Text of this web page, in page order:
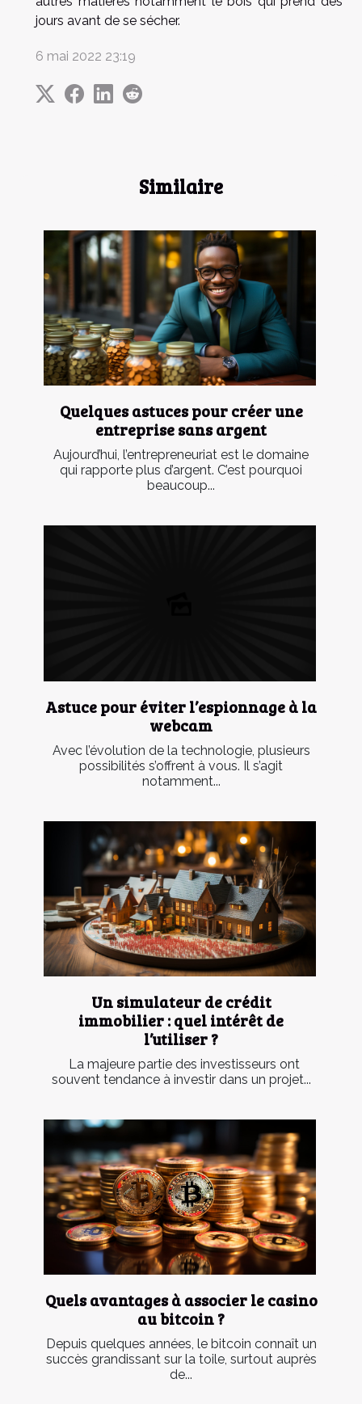
Similaire
Quelques astuces pour créer une
entreprise sans argent
Aujourd’hui, l’entrepreneuriat est le domaine
qui rapporte plus d’argent. C’est pourquoi
beaucoup...
Astuce pour éviter l’espionnage à la
webcam
Avec l’évolution de la technologie, plusieurs
possibilités s’offrent à vous. Il s’agit
notamment...
Un simulateur de crédit
immobilier : quel intérêt de
l’utiliser ?
La majeure partie des investisseurs ont
souvent tendance à investir dans un projet...
Quels avantages à associer le casino
au bitcoin ?
Depuis quelques années, le bitcoin connaît un
succès grandissant sur la toile, surtout auprès
de...
jours avant de se sécher.
6 mai 2022 23:19